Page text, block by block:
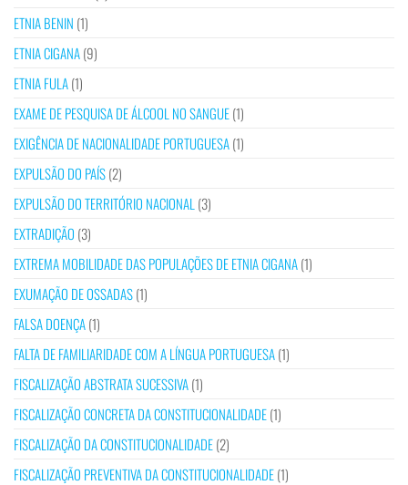
ETNIA BENIN (1)
ETNIA CIGANA(9)
ETNIA FULA(1)
EXAME DE PESQUISA DE ÁLCOOL NO SANGUE(1)
EXIGÊNCIA DE NACIONALIDADE PORTUGUESA(1)
EXPULSÃO DO PAÍS(2)
EXPULSÃO DO TERRITÓRIO NACIONAL (3)
EXTRADIÇÃO (3)
EXTREMA MOBILIDADE DAS POPULAÇÕES DE ETNIA CIGANA(1)
EXUMAÇÃO DE OSSADAS(1)
FALSA DOENÇA(1)
FALTA DE FAMILIARIDADE COM A LÍNGUA PORTUGUESA(1)
FISCALIZAÇÃO ABSTRATA SUCESSIVA(1)
FISCALIZAÇÃO CONCRETA DA CONSTITUCIONALIDADE(1)
FISCALIZAÇÃO DA CONSTITUCIONALIDADE(2)
FISCALIZAÇÃO PREVENTIVA DA CONSTITUCIONALIDADE(1)